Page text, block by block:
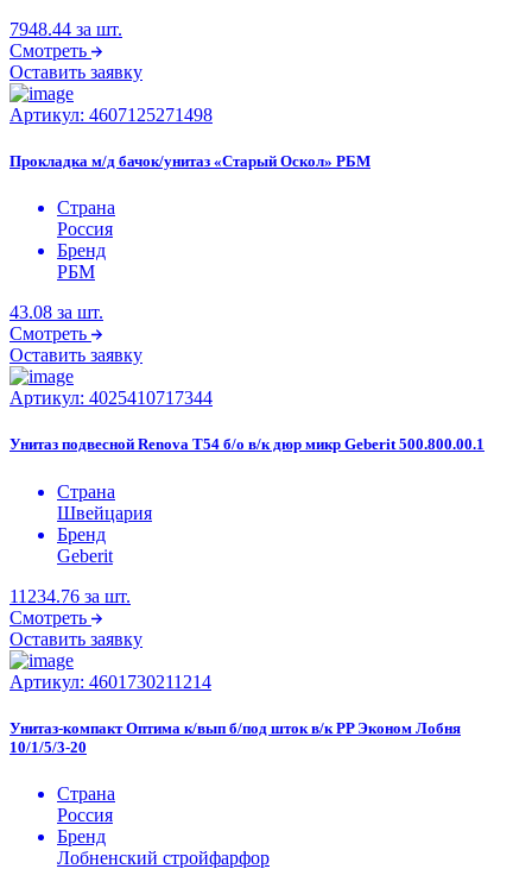
7948.44 за шт.
Смотреть
Оставить заявку
Артикул: 4607125271498
Прокладка м/д бачок/унитаз «Старый Оскол» РБМ
Страна
Россия
Бренд
РБМ
43.08 за шт.
Смотреть
Оставить заявку
Артикул: 4025410717344
Унитаз подвесной Renova T54 б/о в/к дюр микр Geberit 500.800.00.1
Страна
Швейцария
Бренд
Geberit
11234.76 за шт.
Смотреть
Оставить заявку
Артикул: 4601730211214
Унитаз-компакт Оптима к/вып б/под шток в/к PP Эконом Лобня
10/1/5/3-20
Страна
Россия
Бренд
Лобненский стройфарфор